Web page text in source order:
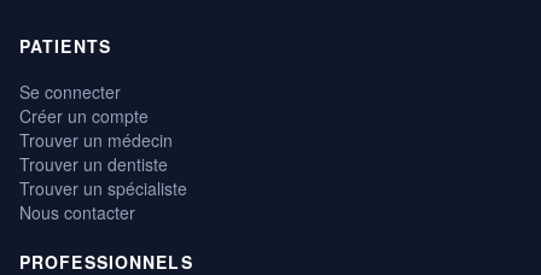
PATIENTS
Se connecter
Créer un compte
Trouver un médecin
Trouver un dentiste
Trouver un spécialiste
Nous contacter
PROFESSIONNELS